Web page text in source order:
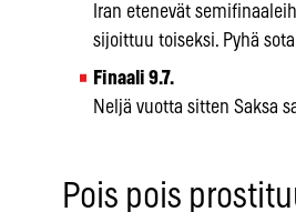
Iran etenevät
sijoittuu toiseksi. Pyhä
Finaali 9.7.
Neljä vuotta sitten Saksa
Pois pois